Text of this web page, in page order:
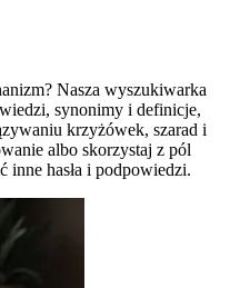
Nasza wyszukiwarka
synonimy i definicje,
krzyżówek, szarad i
albo skorzystaj z pól
hasła i podpowiedzi.